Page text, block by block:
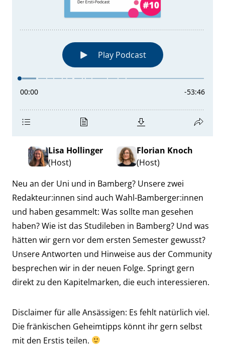
Lisa Hollinger
(Host)
Florian Knoch
(Host)
Neu an der Uni und in Bamberg? Unsere zwei
Redakteur:innen sind auch Wahl-Bamberger:innen
und haben gesammelt: Was sollte man gesehen
haben? Wie ist das Studileben in Bamberg? Und was
hätten wir gern vor dem ersten Semester gewusst?
Unsere Antworten und Hinweise aus der Community
besprechen wir in der neuen Folge. Springt gern
direkt zu den Kapitelmarken, die euch interessieren.
Disclaimer für alle Ansässigen: Es fehlt natürlich viel.
Die fränkischen Geheimtipps könnt ihr gern selbst
mit den Erstis teilen.